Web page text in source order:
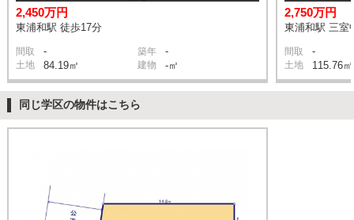
2,450万円
東浦和駅 徒歩17分
間取 - 築年 -
土地 84.19㎡ 建物 -㎡
2,750万円
東浦和駅 三室
間取 -
土地 115.76㎡
同じ学区の物件はこちら